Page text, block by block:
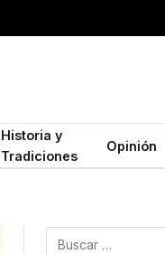
Historia y
Tradiciones
Opinión